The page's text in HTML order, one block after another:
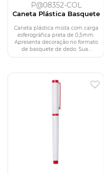
P@08352-COL
Caneta Plástica Basquete
Caneta plástica mista com carga
esferográfica preta de 0,5mm.
Apresenta decoração no formato
de basquete de dedo. Sua...